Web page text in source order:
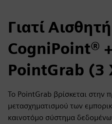
Γιατί
CogniPoint®
PointGrab (3
Το PointGrab βρίσκεται στην
μετασχηματισμού των
καινοτόμο σύστημα